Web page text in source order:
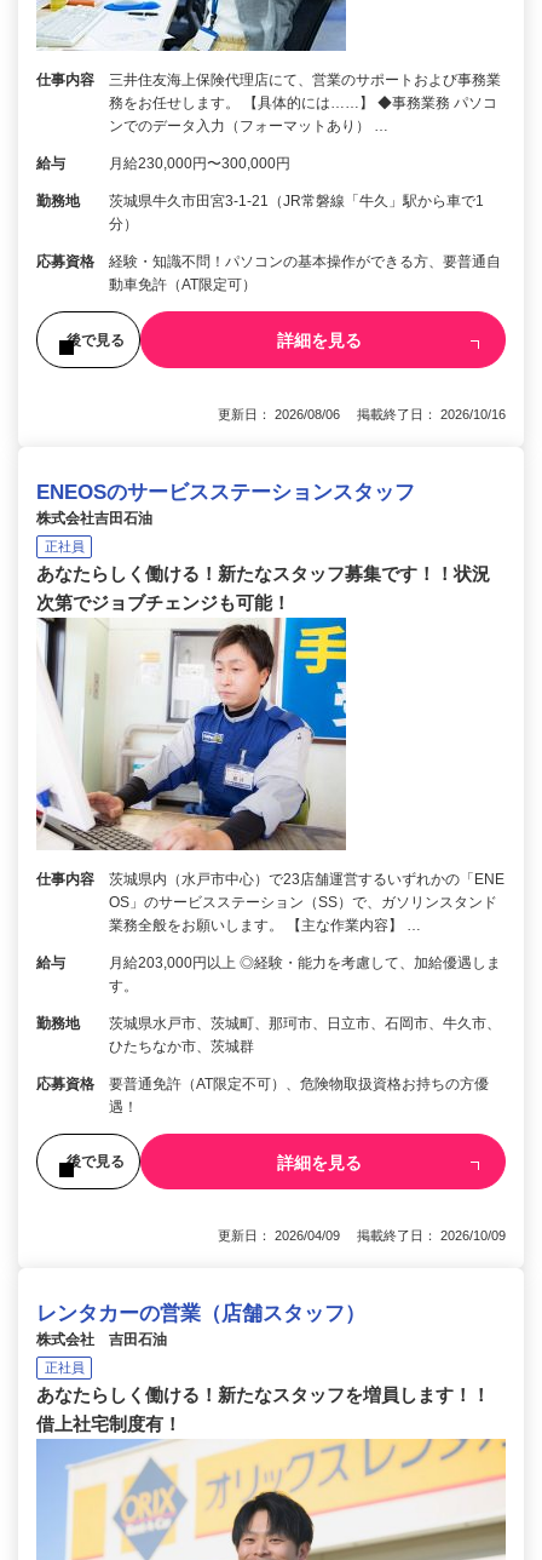
仕事内容
三井住友海上保険代理店にて、営業のサポートおよび事務業
務をお任せします。 【具体的には……】 ◆事務業務 パソコ
ンでのデータ入力（フォーマットあり） …
給与 月給230,000円〜300,000円
勤務地
茨城県牛久市田宮3-1-21（JR常磐線「牛久」駅から車で1
分）
応募資格
経験・知識不問！パソコンの基本操作ができる方、要普通自
動車免許（AT限定可）
後で見る 詳細を見る
更新日： 2026/08/06 掲載終了日： 2026/10/16
ENEOSのサービスステーションスタッフ
株式会社吉田石油
正社員
あなたらしく働ける！新たなスタッフ募集です！！状況
次第でジョブチェンジも可能！
仕事内容
茨城県内（水戸市中心）で23店舗運営するいずれかの「ENE
OS」のサービスステーション（SS）で、ガソリンスタンド
業務全般をお願いします。 【主な作業内容】 …
給与
月給203,000円以上 ◎経験・能力を考慮して、加給優遇しま
す。
勤務地
茨城県水戸市、茨城町、那珂市、日立市、石岡市、牛久市、
ひたちなか市、茨城群
応募資格
要普通免許（AT限定不可）、危険物取扱資格お持ちの方優
遇！
後で見る 詳細を見る
更新日： 2026/04/09 掲載終了日： 2026/10/09
レンタカーの営業（店舗スタッフ）
株式会社 吉田石油
正社員
あなたらしく働ける！新たなスタッフを増員します！！
借上社宅制度有！